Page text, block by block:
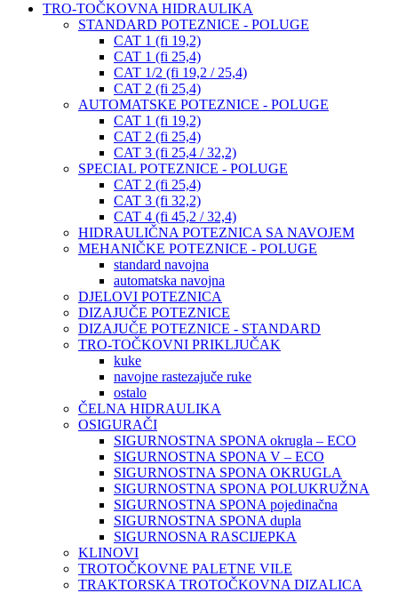
TRO-TOČKOVNA HIDRAULIKA
STANDARD POTEZNICE - POLUGE
CAT 1 (fi 19,2)
CAT 1 (fi 25,4)
CAT 1/2 (fi 19,2 / 25,4)
CAT 2 (fi 25,4)
AUTOMATSKE POTEZNICE - POLUGE
CAT 1 (fi 19,2)
CAT 2 (fi 25,4)
CAT 3 (fi 25,4 / 32,2)
SPECIAL POTEZNICE - POLUGE
CAT 2 (fi 25,4)
CAT 3 (fi 32,2)
CAT 4 (fi 45,2 / 32,4)
HIDRAULIČNA POTEZNICA SA NAVOJEM
MEHANIČKE POTEZNICE - POLUGE
standard navojna
automatska navojna
DJELOVI POTEZNICA
DIZAJUČE POTEZNICE
DIZAJUČE POTEZNICE - STANDARD
TRO-TOČKOVNI PRIKLJUČAK
kuke
navojne rastezajuče ruke
ostalo
ČELNA HIDRAULIKA
OSIGURAČI
SIGURNOSTNA SPONA okrugla – ECO
SIGURNOSTNA SPONA V – ECO
SIGURNOSTNA SPONA OKRUGLA
SIGURNOSTNA SPONA POLUKRUŽNA
SIGURNOSTNA SPONA pojedinačna
SIGURNOSTNA SPONA dupla
SIGURNOSNA RASCIJEPKA
KLINOVI
TROTOČKOVNE PALETNE VILE
TRAKTORSKA TROTOČKOVNA DIZALICA